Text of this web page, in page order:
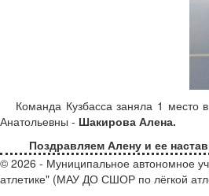
Команда Кузбасса заняла 1 место
Анатольевны - Шакирова Алена.
Поздравляем Алену и ее
© 2026 - Муниципальное автономное
атлетике" (МАУ ДО СШОР по лёгкой